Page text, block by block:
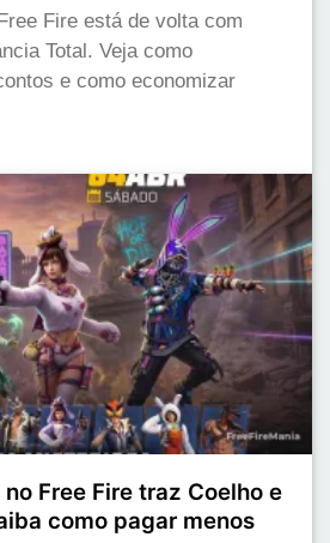
Fire está de volta com
Total. Veja como
e como economizar
Free Fire traz Coelho e
como pagar menos